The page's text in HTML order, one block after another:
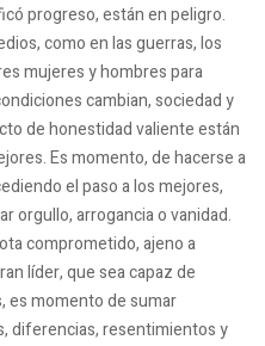
progreso, están en peligro.
como en las guerras, los
mujeres y hombres para
cambian, sociedad y
de honestidad valiente están
Es momento, de hacerse a
el paso a los mejores,
orgullo, arrogancia o vanidad.
comprometido, ajeno a
líder, que sea capaz de
es momento de sumar
diferencias, resentimientos y